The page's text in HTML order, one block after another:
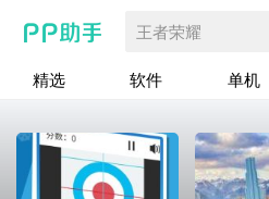
王者荣耀
精选 软件 单机